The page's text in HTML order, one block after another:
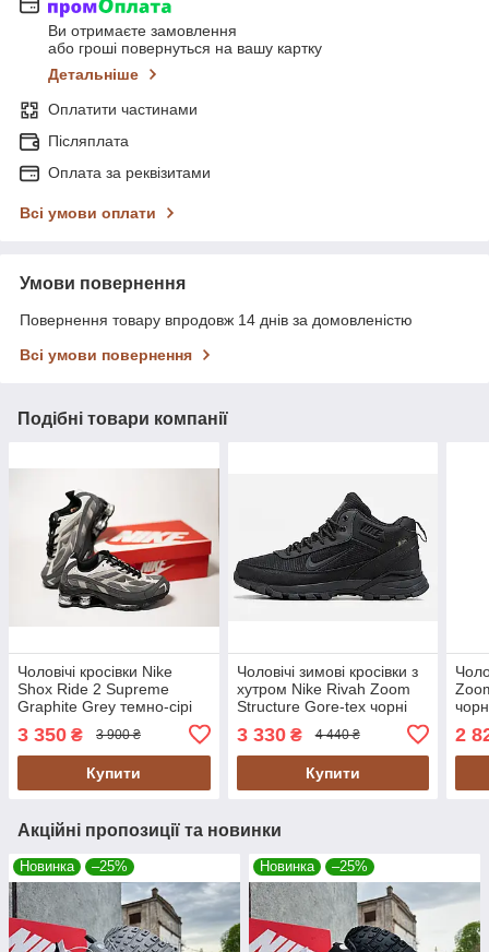
Ви отримаєте замовлення
або гроші повернуться на вашу картку
Детальніше
Оплатити частинами
Післяплата
Оплата за реквізитами
Всі умови оплати
Умови повернення
Повернення товару впродовж 14 днів за домовленістю
Всі умови повернення
Подібні товари компанії
Чоловічі кросівки Nike
Shox Ride 2 Supreme
Graphite Grey темно-сірі
3 350 ₴ 3 900 ₴
Купити
Чоловічі зимові кросівки з
хутром Nike Rivah Zoom
Structure Gore-tex чорні
3 330₴ 4 440 ₴
Купити
2
Акційні пропозиції та новинки
Новинка –25% Новинка –25%